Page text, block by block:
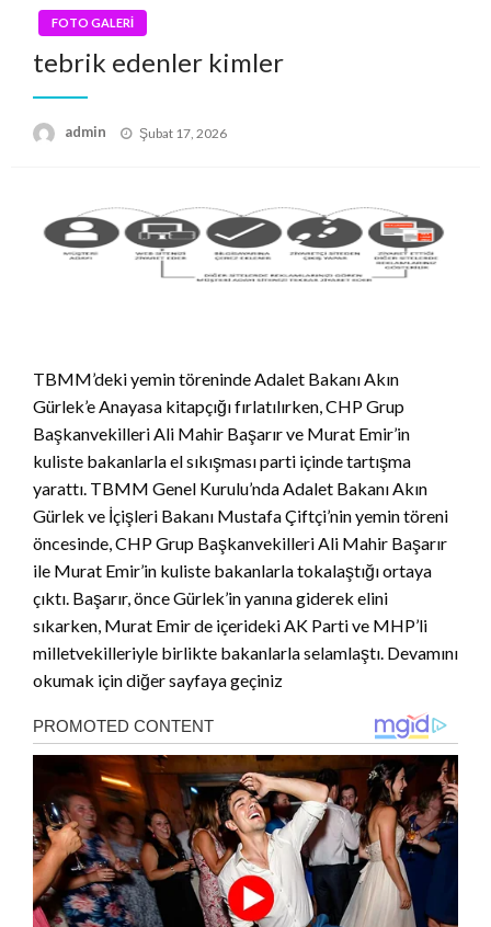
FOTO GALERİ
tebrik edenler kimler
admin
Posted
Şubat 17, 2026
TBMM’deki yemin töreninde Adalet Bakanı Akın
Gürlek’e Anayasa kitapçığı fırlatılırken, CHP Grup
Başkanvekilleri Ali Mahir Başarır ve Murat Emir’in
kuliste bakanlarla el sıkışması parti içinde tartışma
yarattı. TBMM Genel Kurulu’nda Adalet Bakanı Akın
Gürlek ve İçişleri Bakanı Mustafa Çiftçi’nin yemin töreni
öncesinde, CHP Grup Başkanvekilleri Ali Mahir Başarır
ile Murat Emir’in kuliste bakanlarla tokalaştığı ortaya
çıktı. Başarır, önce Gürlek’in yanına giderek elini
sıkarken, Murat Emir de içerideki AK Parti ve MHP’li
milletvekilleriyle birlikte bakanlarla selamlaştı. Devamını
okumak için diğer sayfaya geçiniz